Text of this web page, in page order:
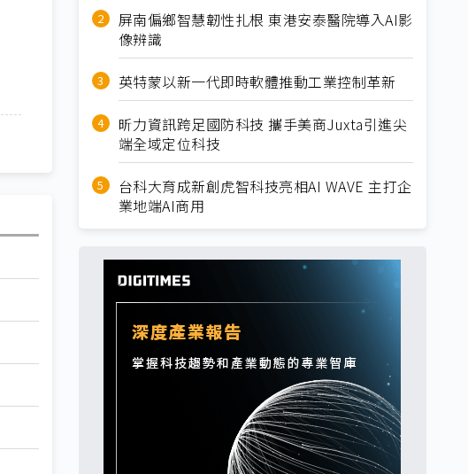
屏南偏鄉智慧韌性扎根 東港安泰醫院導入AI影
像辨識
英特蒙以新一代即時軟體推動工業控制革新
昕力資訊跨足國防科技 攜手美商Juxta引進尖
端全域定位科技
台科大育成新創虎智科技亮相AI WAVE 主打企
業地端AI商用